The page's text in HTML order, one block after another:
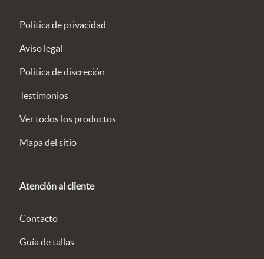
Política de privacidad
Aviso legal
Política de discreción
Testimonios
Ver todos los productos
Mapa del sitio
Atención al cliente
Contacto
Guía de tallas